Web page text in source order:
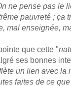
ne pense pas le
pauvreté ; ça
mal enseignée,
que cette "
ses bonnes
un lien avec la
faites de ce